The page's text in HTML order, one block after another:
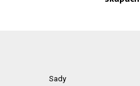
Sady